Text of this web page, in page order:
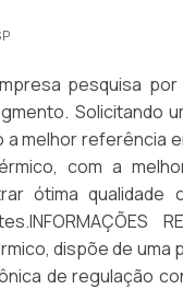
pesquisa
Solicitando
melhor referência
com a
ótima qualidade
dispõe de uma
de regulação